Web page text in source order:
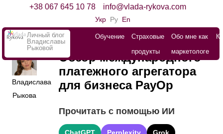
+38 067 645 10 78 info@vlada-rykova.com
Укр Ру En
Личный блог
Владиславы
Рыковой
Обучение
Страховые
продукты
Обо мне как
маркетологе
Владислава
Рыкова
Обзор международного
платежного агрегатора
для бизнеса PayOp
Прочитать с помощью ИИ